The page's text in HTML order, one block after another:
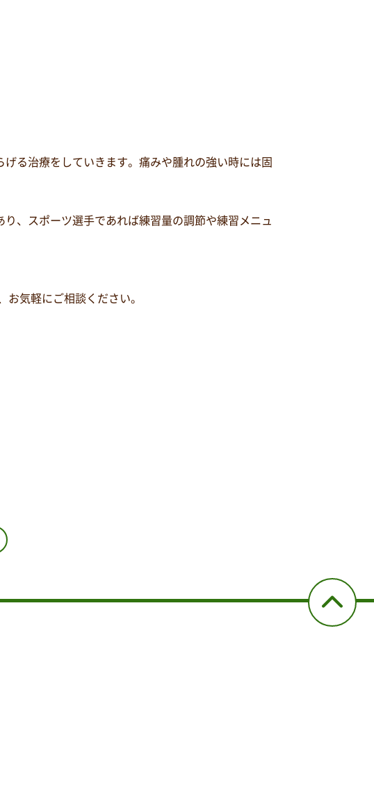
る治療をしていきます。痛みや腫れの強い時には固
、スポーツ選手であれば練習量の調節や練習メニュ
気軽にご相談ください。